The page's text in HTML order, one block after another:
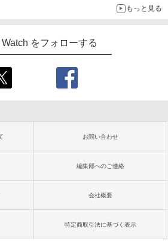
もっと見る
をフォローする
お問い合わせ
編集部へのご連絡
会社概要
特定商取引法に基づく表示